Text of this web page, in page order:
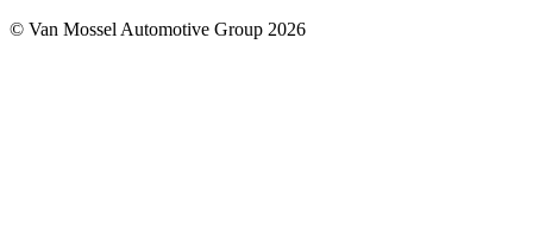
© Van Mossel Automotive Group 2026